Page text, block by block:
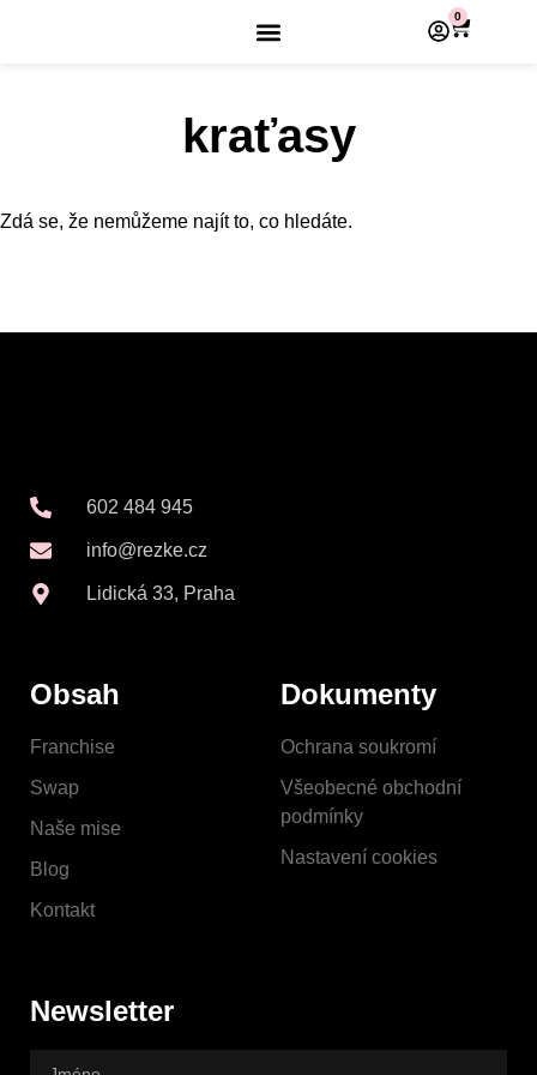
0
kraťasy
Zdá se, že nemůžeme najít to, co hledáte.
602 484 945
info@rezke.cz
Lidická 33, Praha
Obsah
Franchise
Swap
Naše mise
Blog
Kontakt
Dokumenty
Ochrana soukromí
Všeobecné obchodní
podmínky
Nastavení cookies
Newsletter